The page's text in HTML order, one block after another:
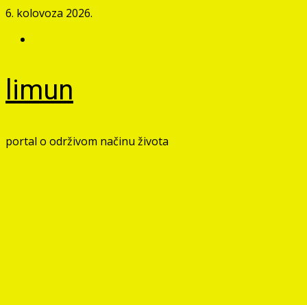
Skip
content
6. kolovoza 2026.
limun
portal o održivom načinu života